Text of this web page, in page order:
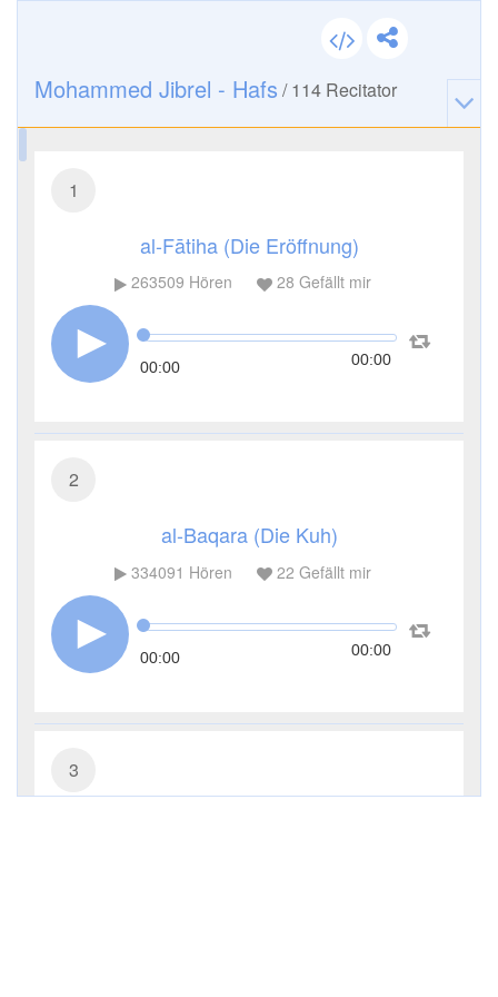
Mohammed Jibrel - Hafs /114 Recitator
1
al-Fātiha (Die Eröffnung)
263509 Hören 28 Gefällt mir
00:00 00:00
2
al-Baqara (Die Kuh)
334091 Hören 22 Gefällt mir
00:00 00:00
3